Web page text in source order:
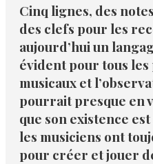
Cinq lignes, des
des clefs pour les
aujourd’hui un
évident pour tous
musicaux et
pourrait presque en
que son existence
les musiciens ont
pour créer et jouer